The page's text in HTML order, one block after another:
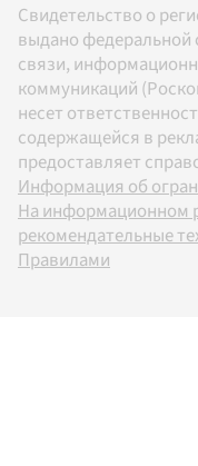
Свидетельство о
выдано федеральной
связи,
коммуникаций
несет
содержащейся в
предоставляет
Информация об
На информационном
рекомендательные
Правилами